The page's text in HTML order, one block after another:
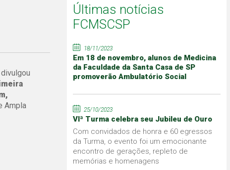
Ampla
Últimas notícias
FCMSCSP
18/11/2023
Em 18 de novembro, alunos de Medicina
da Faculdade da Santa Casa de SP
promoverão Ambulatório Social
25/10/2023
VIª Turma celebra seu Jubileu de Ouro
Com convidados de honra e 60 egressos
da Turma, o evento foi um emocionante
encontro de gerações, repleto de
memórias e homenagens